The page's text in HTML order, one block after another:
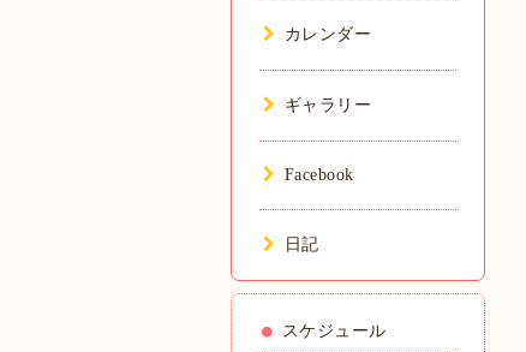
カレンダー
ギャラリー
Facebook
日記
スケジュール